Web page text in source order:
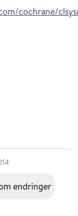
cochrane/
endringer